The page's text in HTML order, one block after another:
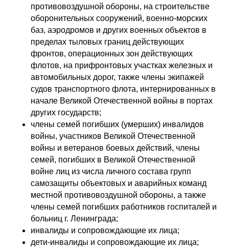
противовоздушной обороны, на строительстве
оборонительных сооружений, военно-морских
баз, аэродромов и других военных объектов в
пределах тыловых границ действующих
фронтов, операционных зон действующих
флотов, на прифронтовых участках железных и
автомобильных дорог, также члены экипажей
судов транспортного флота, интернированных в
начале Великой Отечественной войны в портах
других государств;
члены семей погибших (умерших) инвалидов
войны, участников Великой Отечественной
войны и ветеранов боевых действий, члены
семей, погибших в Великой Отечественной
войне лиц из числа личного состава групп
самозащиты объектовых и аварийных команд
местной противовоздушной обороны, а также
члены семей погибших работников госпиталей и
больниц г. Ленинграда;
инвалиды и сопровождающие их лица;
дети-инвалиды и сопровождающие их лица;